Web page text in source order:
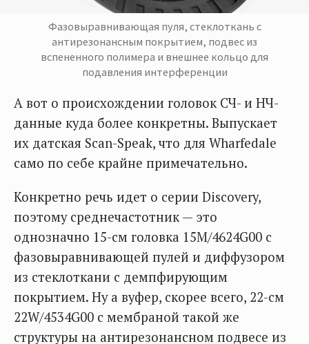
Фазовыравнивающая пуля, стеклоткань с
антирезонансным покрытием, подвес из
вспененного полимера и внешнее кольцо для
подавления интерференции
А вот о происхождении головок СЧ- и НЧ-
данные куда более конкретны. Выпускает
их датская Scan-Speak, что для Wharfedale
само по себе крайне примечательно.
Конкретно речь идет о серии Discovery,
поэтому среднечастотник — это
однозначно 15-см головка 15M/4624G00 с
фазовыравнивающей пулей и диффузором
из стеклоткани с демпфирующим
покрытием. Ну а вуфер, скорее всего, 22-см
22W/4534G00 с мембраной такой же
структуры на антирезонансном подвесе из